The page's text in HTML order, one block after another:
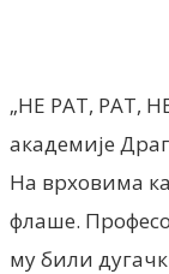
„НЕ РАТ, РАТ,
академије
На врховима
флаше.
му били